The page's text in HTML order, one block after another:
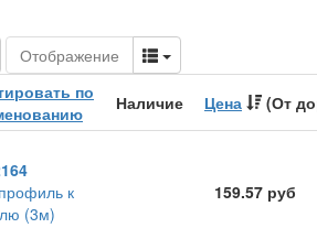
Dropdown
Отображение Toggle Dropdown
по
Наличие Цена (От
к
(3м)
159.57 руб